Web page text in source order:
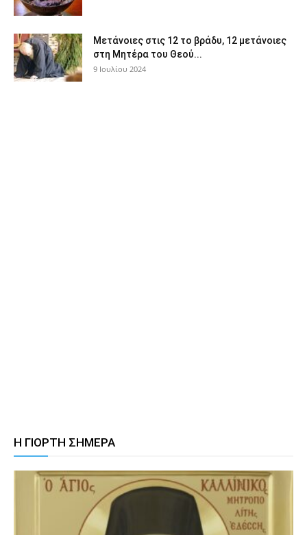
Μετάνοιες στις 12 το βράδυ, 12 μετάνοιες
στη Μητέρα του Θεού...
9 Ιουλίου 2024
Η ΓΙΟΡΤΗ ΣΗΜΕΡΑ